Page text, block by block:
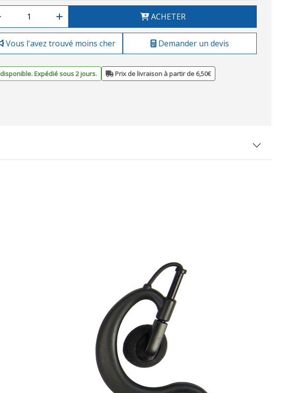
ACHETER
Vous l'avez trouvé moins cher Demander un devis
disponible. Expédié sous 2 jours. Prix de livraison à partir de 6,50€